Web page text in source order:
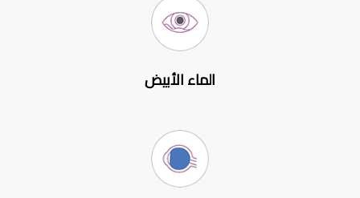
الماء الأبيض